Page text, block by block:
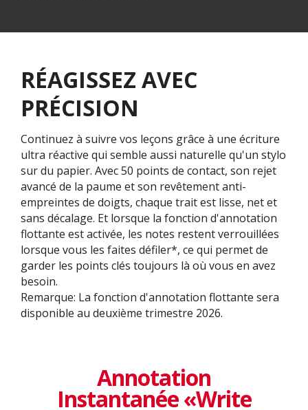
RÉAGISSEZ AVEC
PRÉCISION
Continuez à suivre vos leçons grâce à une écriture
ultra réactive qui semble aussi naturelle qu'un stylo
sur du papier. Avec 50 points de contact, son rejet
avancé de la paume et son revêtement anti-
empreintes de doigts, chaque trait est lisse, net et
sans décalage. Et lorsque la fonction d'annotation
flottante est activée, les notes restent verrouillées
lorsque vous les faites défiler*, ce qui permet de
garder les points clés toujours là où vous en avez
besoin.
Remarque: La fonction d'annotation flottante sera
disponible au deuxième trimestre 2026.
Annotation
Instantanée «Write